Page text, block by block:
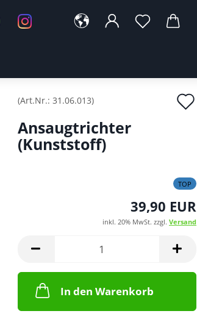
(Art.Nr.: 31.06.013)
Ansaugtrichter
(Kunststoff)
TOP
39,90 EUR
inkl. 20% MwSt. zzgl. Versand
In den Warenkorb